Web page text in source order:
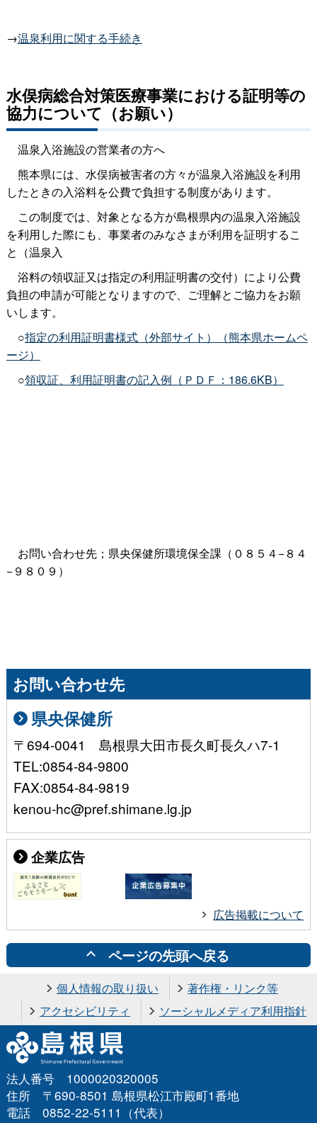
→温泉利用に関する手続き
水俣病総合対策医療事業における証明等の
協力について（お願い）
温泉入浴施設の営業者の方へ
熊本県には、水俣病被害者の方々が温泉入浴施設を利用
したときの入浴料を公費で負担する制度があります。
この制度では、対象となる方が島根県内の温泉入浴施設
を利用した際にも、事業者のみなさまが利用を証明するこ
と（温泉入
浴料の領収証又は指定の利用証明書の交付）により公費
負担の申請が可能となりますので、ご理解とご協力をお願
いします。
○指定の利用証明書様式（外部サイト）（熊本県ホームペ
ージ）
○領収証、利用証明書の記入例（ＰＤＦ：186.6KB）
お問い合わせ先；県央保健所環境保全課（０８５４−８４
−９８０９）
お問い合わせ先
県央保健所
〒694-0041 島根県大田市長久町長久ハ7-1
TEL:0854-84-9800
FAX:0854-84-9819
kenou-hc@pref.shimane.lg.jp
企業広告
広告掲載について
ページの先頭へ戻る
個人情報の取り扱い
著作権・リンク等
アクセシビリティ
ソーシャルメディア利用指針
法人番号 1000020320005
住所 〒690-8501 島根県松江市殿町1番地
電話 0852-22-5111（代表）